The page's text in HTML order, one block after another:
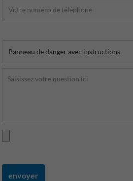
envoyer